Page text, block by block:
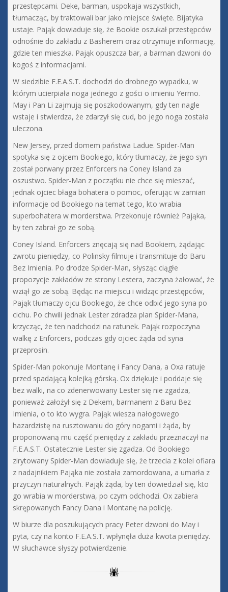
przestępcami. Deke, barman, uspokaja wszystkich,
tłumacząc, by traktowali bar jako miejsce święte. Bijatyka
ustaje. Pająk dowiaduje się, że Bookie oszukał przestępców
odnośnie do zakładu z Basherem oraz otrzymuje informację,
gdzie ten mieszka. Pająk opuszcza bar, a barman dzwoni do
kogoś z informacjami.
W siedzibie F.E.A.S.T. dochodzi do drobnego wypadku, w
którym ucierpiała noga jednego z gości o imieniu Yermo.
May i Pan Li zajmują się poszkodowanym, gdy ten nagle
wstaje i stwierdza, że zdarzył się cud, bo jego noga została
uleczona.
New Jersey, przed domem państwa Ladue. Spider-Man
spotyka się z ojcem Bookiego, który tłumaczy, że jego syn
został porwany przez Enforcers na Coney Island za
oszustwo. Spider-Man z początku nie chce się mieszać,
jednak ojciec błaga bohatera o pomoc, oferując w zamian
informacje od Bookiego na temat tego, kto wrabia
superbohatera w morderstwa. Przekonuje również Pająka,
by ten zabrał go ze sobą.
Coney Island. Enforcers znęcają się nad Bookiem, żądając
zwrotu pieniędzy, co Polinsky filmuje i transmituje do Baru
Bez Imienia. Po drodze Spider-Man, słysząc ciągłe
propozycje zakładów ze strony Lestera, zaczyna żałować, że
wziął go ze sobą. Będąc na miejscu i widząc przestępców,
Pająk tłumaczy ojcu Bookiego, że chce odbić jego syna po
cichu. Po chwili jednak Lester zdradza plan Spider-Mana,
krzycząc, że ten nadchodzi na ratunek. Pająk rozpoczyna
walkę z Enforcers, podczas gdy ojciec żąda od syna
przeprosin.
Spider-Man pokonuje Montanę i Fancy Dana, a Oxa ratuje
przed spadającą kolejką górską. Ox dziękuje i poddaje się
bez walki, na co zdenerwowany Lester się nie zgadza,
ponieważ założył się z Dekem, barmanem z Baru Bez
Imienia, o to kto wygra. Pająk wiesza nałogowego
hazardzistę na rusztowaniu do góry nogami i żąda, by
proponowaną mu część pieniędzy z zakładu przeznaczył na
F.E.A.S.T. Ostatecznie Lester się zgadza. Od Bookiego
zirytowany Spider-Man dowiaduje się, że trzecia z kolei ofiara
z nadajnikiem Pająka nie została zamordowana, a umarła z
przyczyn naturalnych. Pająk żąda, by ten dowiedział się, kto
go wrabia w morderstwa, po czym odchodzi. Ox zabiera
skrępowanych Fancy Dana i Montanę na policję.
W biurze dla poszukujących pracy Peter dzwoni do May i
pyta, czy na konto F.E.A.S.T. wpłynęła duża kwota pieniędzy.
W słuchawce słyszy potwierdzenie.